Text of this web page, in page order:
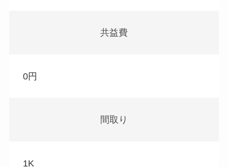
共益費
0円
間取り
1K